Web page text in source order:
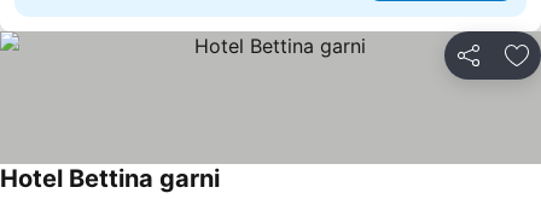
Partilhar
Hotel Bettina garni